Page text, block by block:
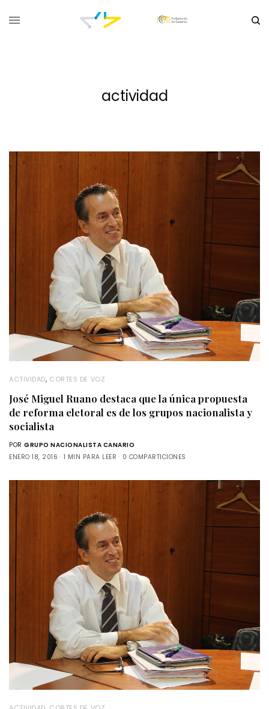
actividad
ACTIVIDAD, CORTES DE VOZ
José Miguel Ruano destaca que la única propuesta
de reforma eletoral es de los grupos nacionalista y
socialista
POR GRUPO NACIONALISTA CANARIO
ENERO 18, 2016
1 MIN PARA LEER 0 COMPARTICIONES